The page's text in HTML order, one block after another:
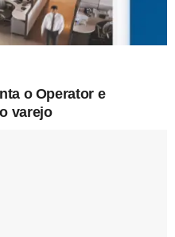
o Operator e
varejo